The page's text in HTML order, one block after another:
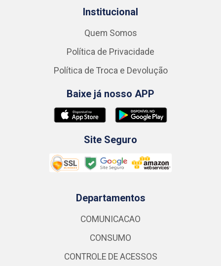
Institucional
Quem Somos
Política de Privacidade
Política de Troca e Devolução
Baixe já nosso APP
Site Seguro
Departamentos
COMUNICACAO
CONSUMO
CONTROLE DE ACESSOS